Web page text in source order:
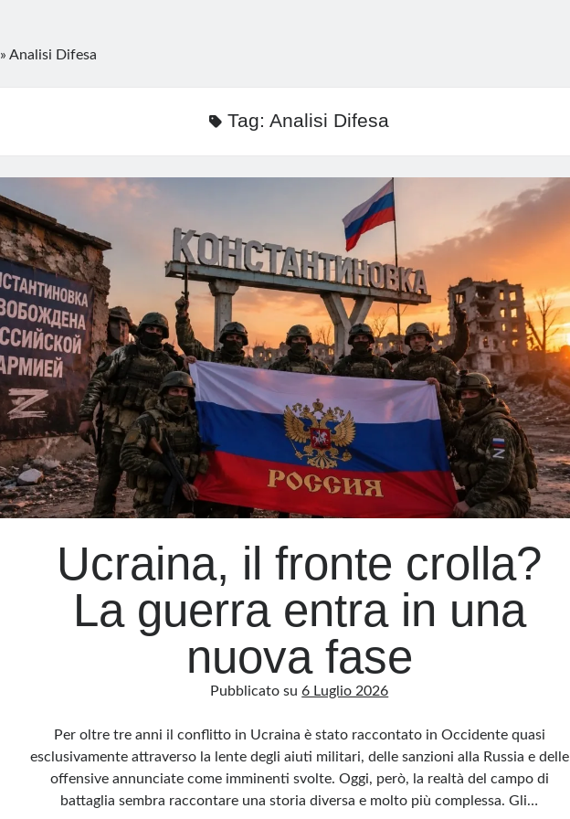
»Analisi Difesa
Tag:Analisi Difesa
Ucraina, il fronte crolla?
La guerra entra in una
nuova fase
Pubblicato su6 Luglio 2026
Per oltre tre anni il conflitto in Ucraina è stato raccontato in Occidente quasi
esclusivamente attraverso la lente degli aiuti militari, delle sanzioni alla Russia e delle
offensive annunciate come imminenti svolte. Oggi, però, la realtà del campo di
battaglia sembra raccontare una storia diversa e molto più complessa. Gli…